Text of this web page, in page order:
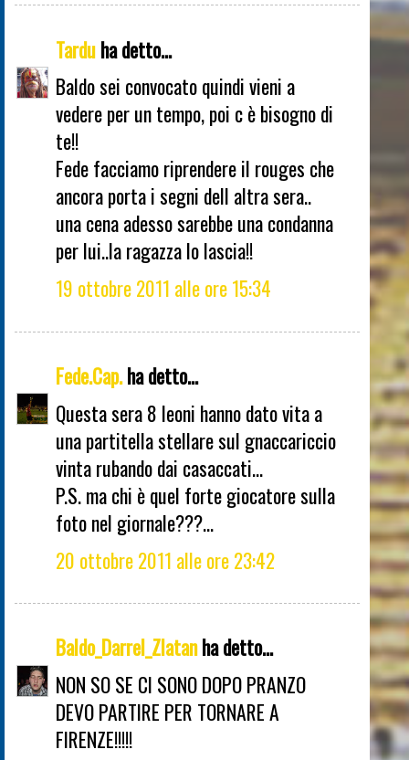
Tarduha detto...
Baldo sei convocato quindi vieni a
vedere per un tempo, poi c è bisogno di
te!!
Fede facciamo riprendere il rouges che
ancora porta i segni dell altra sera..
una cena adesso sarebbe una condanna
per lui..la ragazza lo lascia!!
19 ottobre 2011 alle ore 15:34
Fede.Cap.ha detto...
Questa sera 8 leoni hanno dato vita a
una partitella stellare sul gnaccariccio
vinta rubando dai casaccati...
P.S. ma chi è quel forte giocatore sulla
foto nel giornale???...
20 ottobre 2011 alle ore 23:42
Baldo_Darrel_Zlatanha detto...
NON SO SE CI SONO DOPO PRANZO
DEVO PARTIRE PER TORNARE A
FIRENZE!!!!!